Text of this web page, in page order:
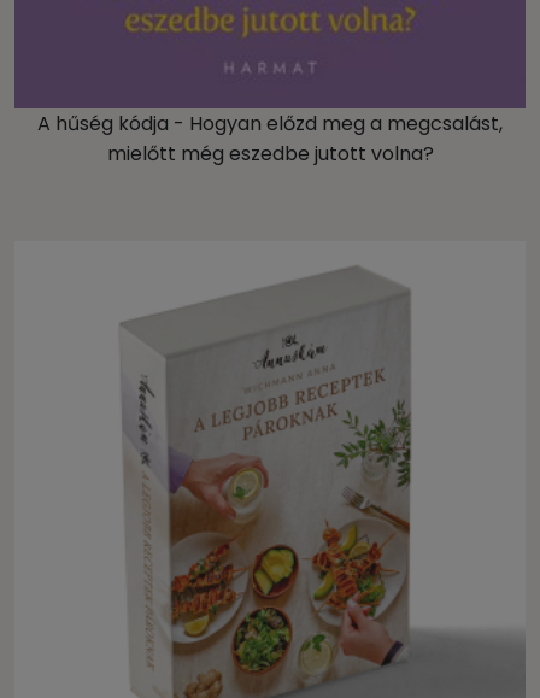
A hűség kódja - Hogyan előzd meg a megcsalást,
mielőtt még eszedbe jutott volna?